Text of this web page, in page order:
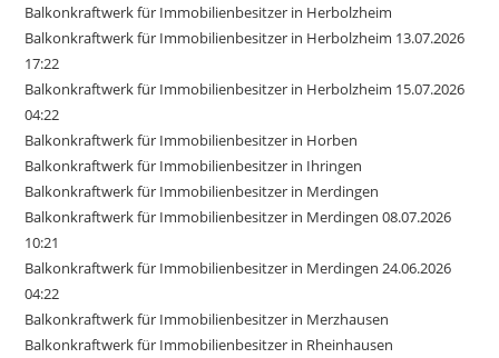
Balkonkraftwerk für Immobilienbesitzer in Herbolzheim
Balkonkraftwerk für Immobilienbesitzer in Herbolzheim 13.07.2026
17:22
Balkonkraftwerk für Immobilienbesitzer in Herbolzheim 15.07.2026
04:22
Balkonkraftwerk für Immobilienbesitzer in Horben
Balkonkraftwerk für Immobilienbesitzer in Ihringen
Balkonkraftwerk für Immobilienbesitzer in Merdingen
Balkonkraftwerk für Immobilienbesitzer in Merdingen 08.07.2026
10:21
Balkonkraftwerk für Immobilienbesitzer in Merdingen 24.06.2026
04:22
Balkonkraftwerk für Immobilienbesitzer in Merzhausen
Balkonkraftwerk für Immobilienbesitzer in Rheinhausen